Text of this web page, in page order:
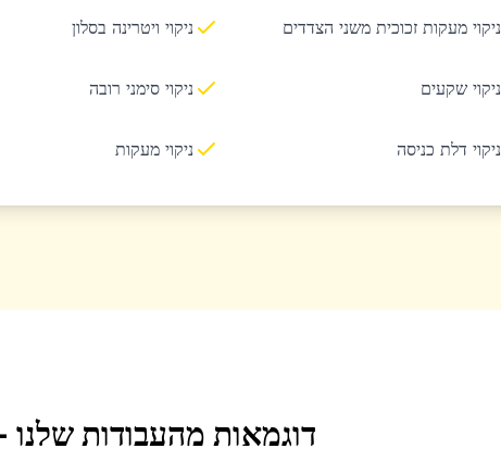
ניקוי מעקות זכוכית משני הצדדים ניקוי ויטרינה בסלון
ניקוי שקעים ניקוי סימני רובה
ניקוי דלת כניסה ניקוי מעקות
דוגמאות מהעבודות שלנו